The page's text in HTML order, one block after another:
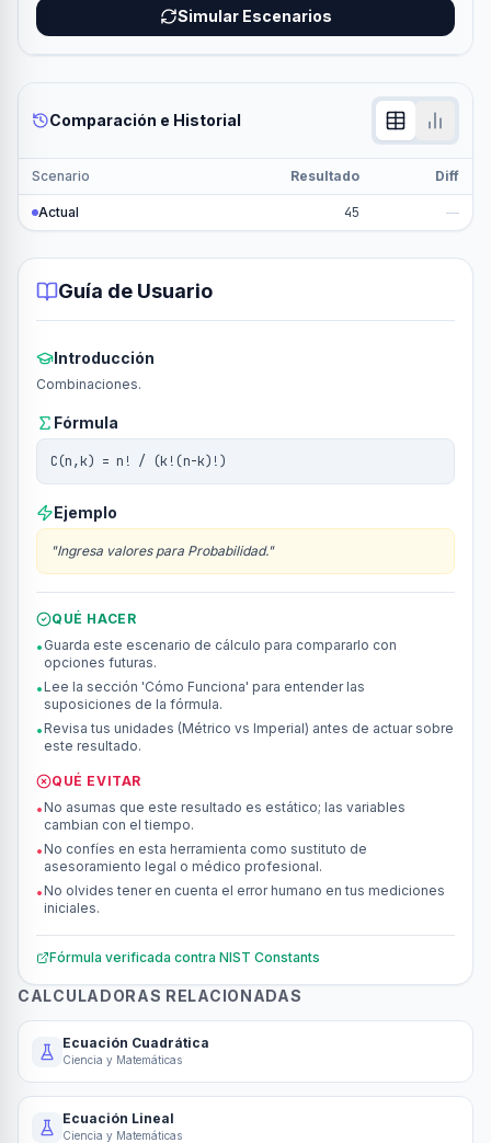
Simular Escenarios
Comparación e Historial
Scenario Resultado Diff
Actual 45 —
Guía de Usuario
Introducción
Combinaciones.
Fórmula
C(n,k) = n! / (k!(n-k)!)
Ejemplo
"Ingresa valores para Probabilidad."
QUÉ HACER
• Guarda este escenario de cálculo para compararlo con
opciones futuras.
• Lee la sección 'Cómo Funciona' para entender las
suposiciones de la fórmula.
• Revisa tus unidades (Métrico vs Imperial) antes de actuar sobre
este resultado.
QUÉ EVITAR
• No asumas que este resultado es estático; las variables
cambian con el tiempo.
• No confíes en esta herramienta como sustituto de
asesoramiento legal o médico profesional.
• No olvides tener en cuenta el error humano en tus mediciones
iniciales.
Fórmula verificada contra NIST Constants
CALCULADORAS RELACIONADAS
Ecuación Cuadrática
Ciencia y Matemáticas
Ecuación Lineal
Ciencia y Matemáticas